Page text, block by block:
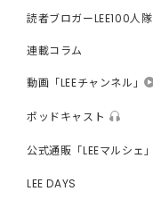
読者ブロガーLEE100人隊
連載コラム
動画「LEEチャンネル」
ポッドキャスト
公式通販「LEEマルシェ」
LEE DAYS